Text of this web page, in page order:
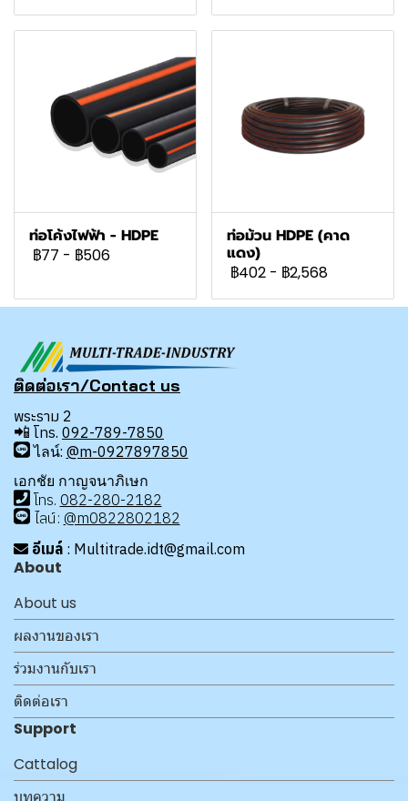
ท่อโค้งไฟฟ้า - HDPE
฿77 - ฿506
ท่อม้วน HDPE (คาด
แดง)
฿402 - ฿2,568
ติดต่อเรา/Contact us
พระราม 2
📲 โทร. 092-789-7850
ไลน์: @m-0927897850
เอกชัย กาญจนาภิเษก
โทร. 082-280-2182
ไลน์: @m0822802182
อีเมล์ : Multitrade.idt@gmail.com
About
About us
ผลงานของเรา
ร่วมงานกับเรา
ติดต่อเรา
Support
Cattalog
บทความ